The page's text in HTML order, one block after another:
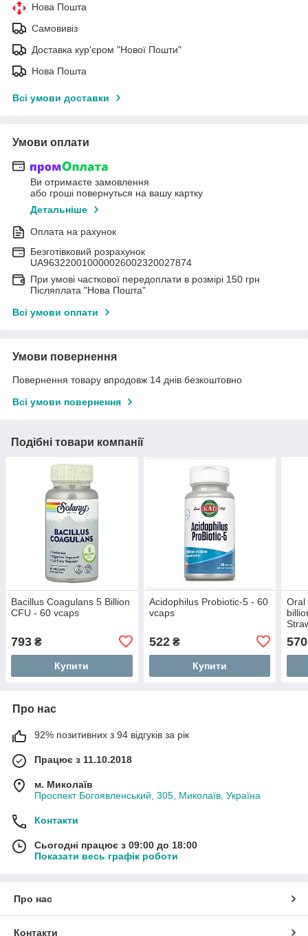
Нова Пошта
Самовивіз
Доставка кур'єром "Нової Пошти"
Нова Пошта
Всі умови доставки
Умови оплати
Ви отримаєте замовлення
або гроші повернуться на вашу картку
Детальніше
Оплата на рахунок
Безготівковий розрахунок
UA963220010000026002320027874
При умові часткової передоплати в розмірі 150 грн
Післяплата "Нова Пошта"
Всі умови оплати
Умови повернення
Повернення товару впродовж 14 днів безкоштовно
Всі умови повернення
Подібні товари компанії
Bacillus Coagulans 5 Billion
CFU - 60 vcaps
793 ₴
Купити
Acidophilus Probiotic-5 - 60
vcaps
522₴
Купити
Oral
570
Про нас
92% позитивних з 94 відгуків за рік
Працює з 11.10.2018
м. Миколаїв
Проспект Богоявленський, 305, Миколаїв, Україна
Контакти
Сьогодні працює з 09:00 до 18:00
Показати весь графік роботи
Про нас
Контакти